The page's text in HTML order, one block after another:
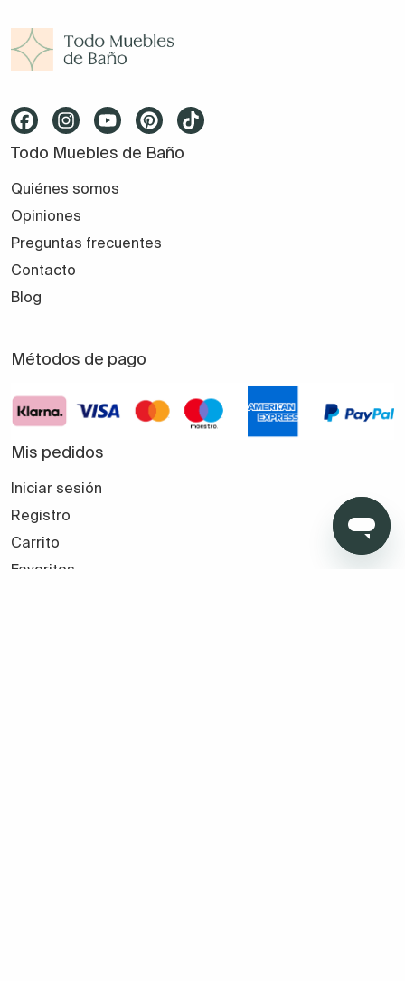
Todo Muebles de Baño
Quiénes somos
Opiniones
Preguntas frecuentes
Contacto
Blog
Métodos de pago
Mis pedidos
Iniciar sesión
Registro
Carrito
Favoritos